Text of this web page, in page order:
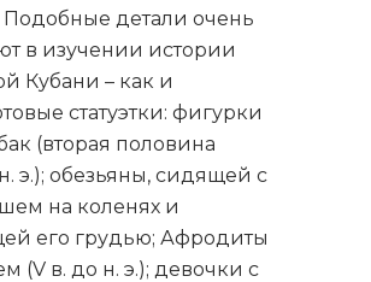
Подобные детали очень
в изучении истории
Кубани – как и
статуэтки: фигурки
(вторая половина
э.); обезьяны, сидящей с
на коленях и
его грудью; Афродиты
(V в. до н. э.); девочки с